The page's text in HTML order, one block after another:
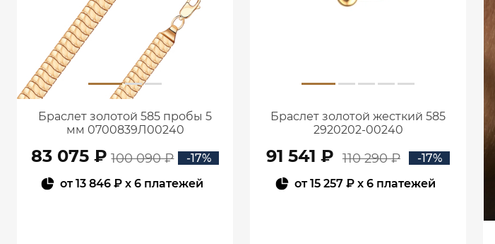
Браслет золотой 585 пробы 5
мм 0700839Л00240
83 075 ₽ 100 090 ₽
-17%
от13 846 ₽ x 6 платежей
Браслет золотой жесткий 585
2920202-00240
91 541 ₽ 110 290 ₽
-17%
от15 257 ₽x 6 платежей